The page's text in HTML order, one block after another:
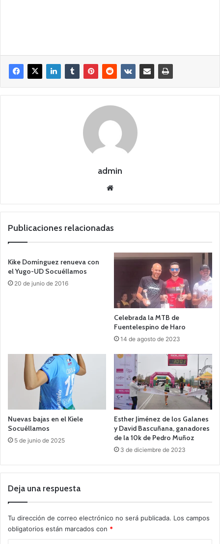
admin
we
Publicaciones relacionadas
Kike Domínguez renueva con
el Yugo-UD Socuéllamos
20 de junio de 2016
Celebrada la MTB de
Fuentelespino de Haro
14 de agosto de 2023
Nuevas bajas en el Kiele
Socuéllamos
5 de junio de 2025
Esther Jiménez de los Galanes
y David Bascuñana, ganadores
de la 10k de Pedro Muñoz
3 de diciembre de 2023
Deja una respuesta
Tu dirección de correo electrónico no será publicada. Los campos
obligatorios están marcados con *